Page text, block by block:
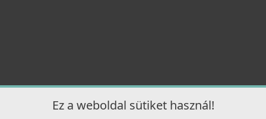
Ez a weboldal sütiket használ!